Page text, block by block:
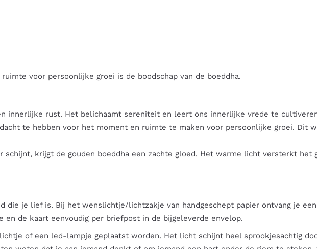
voor persoonlijke groei is de boodschap van de boeddha.
innerlijke rust. Het belichaamt sereniteit en leert ons innerlijke vrede te
te hebben voor het moment en ruimte te maken voor persoonlijke groei. Dit
krijgt de gouden boeddha een zachte gloed. Het warme licht versterkt het
die je lief is. Bij het wenslichtje/lichtzakje van handgeschept papier ontvang je
de kaart eenvoudig per briefpost in de bijgeleverde envelop.
of een led-lampje geplaatst worden. Het licht schijnt heel sprookjesachtig